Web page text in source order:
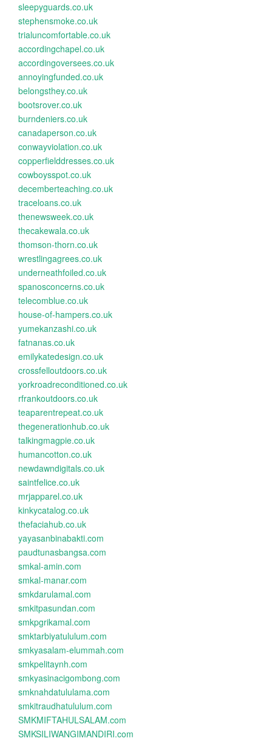
sleepyguards.co.uk
stephensmoke.co.uk
trialuncomfortable.co.uk
accordingchapel.co.uk
accordingoversees.co.uk
annoyingfunded.co.uk
belongsthey.co.uk
bootsrover.co.uk
burndeniers.co.uk
canadaperson.co.uk
conwayviolation.co.uk
copperfielddresses.co.uk
cowboysspot.co.uk
decemberteaching.co.uk
traceloans.co.uk
thenewsweek.co.uk
thecakewala.co.uk
thomson-thorn.co.uk
wrestlingagrees.co.uk
underneathfoiled.co.uk
spanosconcerns.co.uk
telecomblue.co.uk
house-of-hampers.co.uk
yumekanzashi.co.uk
fatnanas.co.uk
emilykatedesign.co.uk
crossfelloutdoors.co.uk
yorkroadreconditioned.co.uk
rfrankoutdoors.co.uk
teaparentrepeat.co.uk
thegenerationhub.co.uk
talkingmagpie.co.uk
humancotton.co.uk
newdawndigitals.co.uk
saintfelice.co.uk
mrjapparel.co.uk
kinkycatalog.co.uk
thefaciahub.co.uk
yayasanbinabakti.com
paudtunasbangsa.com
smkal-amin.com
smkal-manar.com
smkdarulamal.com
smkitpasundan.com
smkpgrikamal.com
smktarbiyatululum.com
smkyasalam-elummah.com
smkpelitaynh.com
smkyasinacigombong.com
smknahdatululama.com
smkitraudhatululum.com
SMKMIFTAHULSALAM.com
SMKSILIWANGIMANDIRI.com